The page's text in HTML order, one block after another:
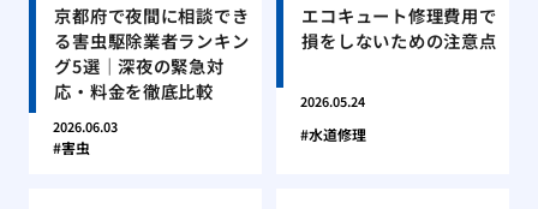
京都府で夜間に相談でき
る害虫駆除業者ランキン
グ5選｜深夜の緊急対
応・料金を徹底比較
2026.06.03
害虫
エコキュート修理費用で
損をしないための注意点
2026.05.24
水道修理